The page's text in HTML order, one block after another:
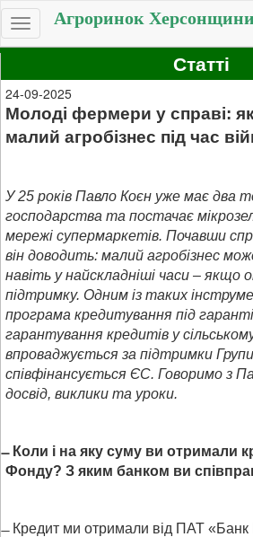
Toggle
navigation
Агроринок Херсонщини
Статті
24-09-2025
Молоді фермери у справі:
малий агробізнес під час
У 25 років Павло Коєн уже має два
господарства та постачає
мережі супермаркетів. Почавши
він доводить: малий агробізнес
навіть у найскладніші часи –
підтримку. Одним із таких
програма кредитування під
гарантування кредитів у
впроваджується за підтримки
співфінансується ЄС. Говоримо з
досвід, виклики та уроки.
Коли і на яку суму ви отримали
Фонду? З яким банком ви
Кредит ми отримали від ПАТ «Банк